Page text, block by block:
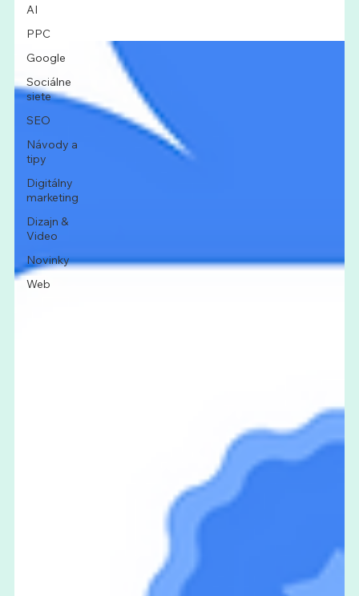
AI
PPC
Google
Sociálne
siete
SEO
Návody a
tipy
Digitálny
marketing
Dizajn &
Video
Novinky
Web